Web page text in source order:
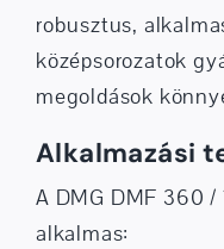
robusztus,
középsorozatok
megoldások
Alkalmazási
A DMG DMF 360 /
alkalmas: